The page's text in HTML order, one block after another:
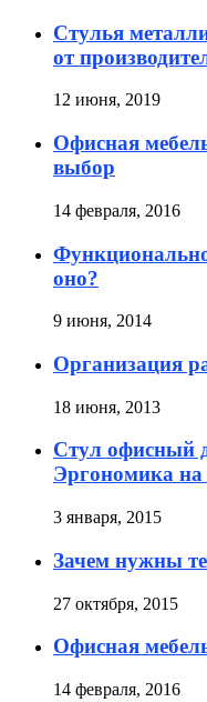
Стулья
от
12 июня, 2019
Офисная
выбор
14 февраля, 2016
оно?
9 июня, 2014
Организация
18 июня, 2013
Стул офисный
Эргономика на
3 января, 2015
Зачем нужны
27 октября, 2015
Офисная
14 февраля, 2016